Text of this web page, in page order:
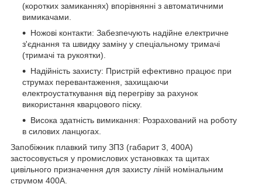
(коротких замиканнях) впорівнянні з автоматичними
вимикачами.
Ножові контакти: Забезпечують надійне електричне
з'єднання та швидку заміну у спеціальному тримачі
(тримачі та рукоятки).
Надійність захисту: Пристрій ефективно працює при
струмах перевантаження, захищаючи
електроустаткування від перегріву за рахунок
використання кварцового піску.
Висока здатність вимикання: Розрахований на роботу
в силових ланцюгах.
Запобіжник плавкий типу ЗП3 (габарит 3, 400А)
застосовується у промислових установках та щитах
цивільного призначення для захисту ліній номінальним
струмом 400А.